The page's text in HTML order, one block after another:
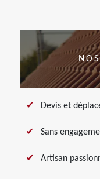
Devis et
Sans
Artisan